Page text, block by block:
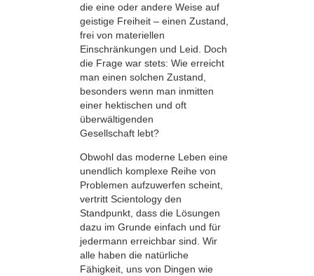
die eine oder andere Weise auf
geistige Freiheit – einen Zustand,
frei von materiellen
Einschränkungen und Leid. Doch
die Frage war stets: Wie erreicht
man einen solchen Zustand,
besonders wenn man inmitten
einer hektischen und oft
überwältigenden
Gesellschaft lebt?
Obwohl das moderne Leben eine
unendlich komplexe Reihe von
Problemen aufzuwerfen scheint,
vertritt Scientology den
Standpunkt, dass die Lösungen
dazu im Grunde einfach und für
jedermann erreichbar sind. Wir
alle haben die natürliche
Fähigkeit, uns von Dingen wie